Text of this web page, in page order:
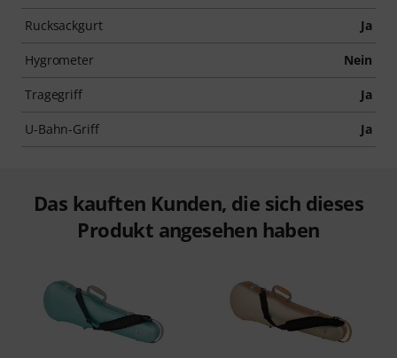
Rucksackgurt Ja
Hygrometer Nein
Tragegriff Ja
U-Bahn-Griff Ja
Das kauften Kunden, die sich dieses
Produkt angesehen haben